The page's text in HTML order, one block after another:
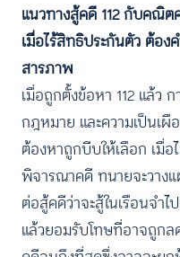
แนวทางสู้คดี 112 กับคณิต
เมื่อไร้สิทธิประกันตัว ต้อ
สารภาพ
เมื่อถูกตั้งข้อหา 112 แล้ว
กฎหมาย และความเป็นเ
ต้องหาถูกบีบให้เลือก เมื่อ
พิจารณาคดี ทนายจะวาง
ต่อสู้คดีว่าจะสู้ในเรือนจำ
แล้วยอมรับโทษที่อาจถูกล